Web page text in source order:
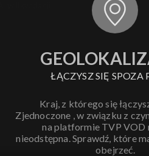
ŁĄCZYSZ SIĘ SPOZA
Kraj, z którego się
Zjednoczone , w związku z
na platformie TVP VOD
nieodstępna. Sprawdź, które
obejrzeć.